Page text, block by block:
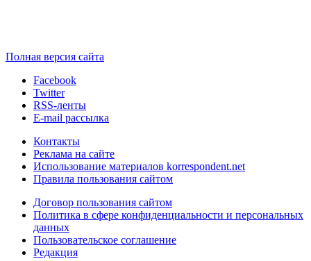
Полная версия сайта
Facebook
Twitter
RSS-ленты
E-mail рассылка
Контакты
Реклама на сайте
Использование материалов korrespondent.net
Правила пользования сайтом
Договор пользования сайтом
Политика в сфере конфиденциальности и персональных
данных
Пользовательское соглашение
Редакция